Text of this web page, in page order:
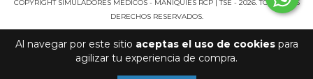
Al navegar por este sitio aceptas el uso de cookiespara
agilizar tu experiencia de compra.
COPYRIGHT SIMULADORES MÉDICOS - MANIQUÍES RCP | TSE - 2026. TODOS LOS
DERECHOS RESERVADOS.